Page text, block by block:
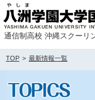
通信制高校 沖縄スクーリ
TOP 最新情報一覧